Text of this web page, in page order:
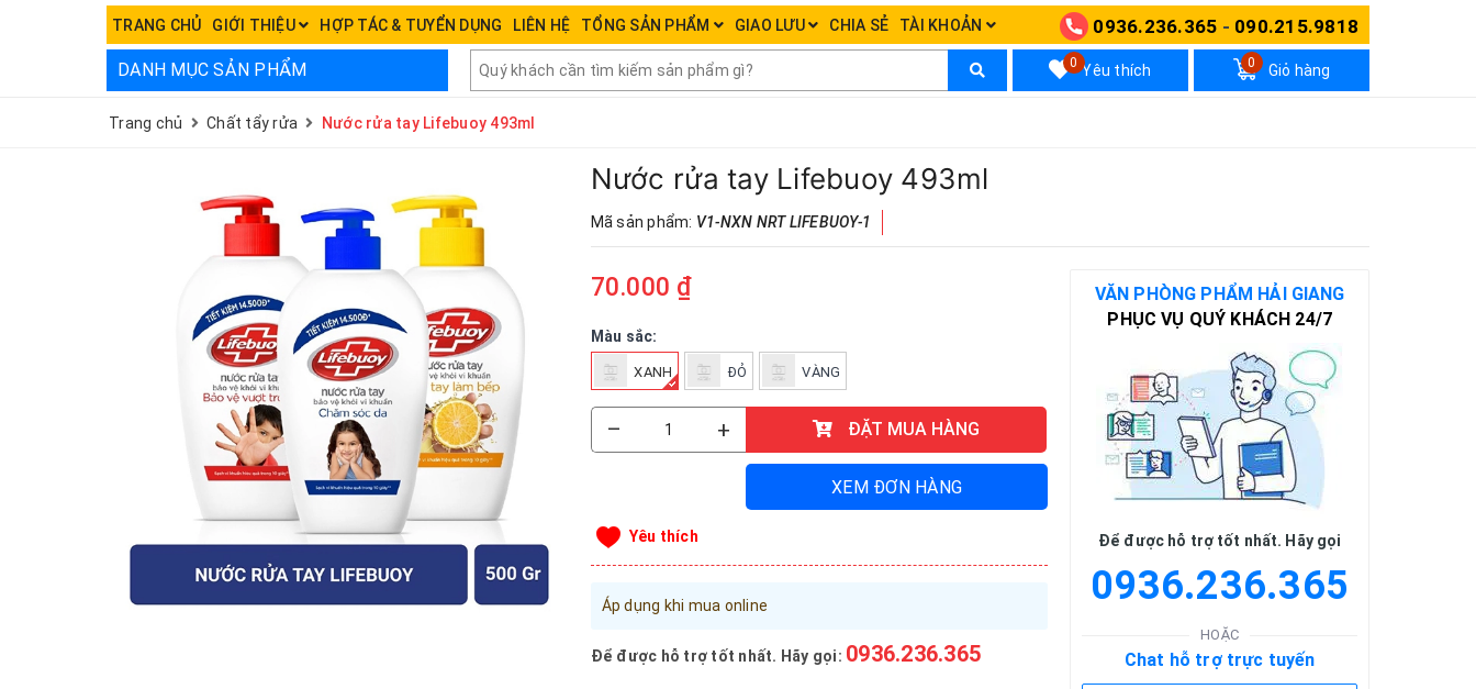
TRANG CHỦ GIỚI THIỆU HỢP TÁC & TUYỂN DỤNG LIÊN HỆ TỔNG SẢN PHẨM GIAO LƯU CHIA SẺ TÀI KHOẢN 0936.236.365 - 090.215.9818
DANH MỤC SẢN PHẨM Yêu thích
0 Giỏ hàng
0
Trang chủ Chất tẩy rửa Nước rửa tay Lifebuoy 493ml
Nước rửa tay Lifebuoy 493ml
Mã sản phẩm: V1-NXN NRT LIFEBUOY-1
70.000 ₫
Màu sắc:
XANH ĐỎ VÀNG
– + ĐẶT MUA HÀNG
XEM ĐƠN HÀNG
Yêu thích
Áp dụng khi mua online
Để được hỗ trợ tốt nhất. Hãy gọi: 0936.236.365
VĂN PHÒNG PHẨM HẢI GIANG
PHỤC VỤ QUÝ KHÁCH 24/7
Để được hỗ trợ tốt nhất. Hãy gọi
0936.236.365
HOẶC
Chat hỗ trợ trực tuyến